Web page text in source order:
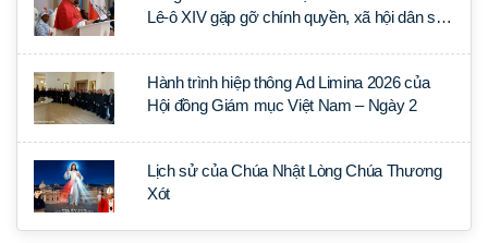
Lê-ô XIV gặp gỡ chính quyền, xã hội dân sự
Hành trình hiệp thông Ad Limina 2026 của
Hội đồng Giám mục Việt Nam – Ngày 2
Lịch sử của Chúa Nhật Lòng Chúa Thương
Xót